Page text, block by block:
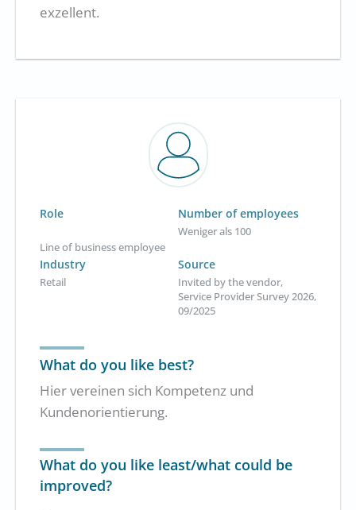
exzellent.
Role
Line of business employee
Number of employees
Weniger als 100
Industry
Retail
Source
Invited by the vendor,
Service Provider Survey 2026,
09/2025
What do you like best?
Hier vereinen sich Kompetenz und
Kundenorientierung.
What do you like least/what could be
improved?